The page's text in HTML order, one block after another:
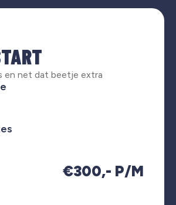
en net dat beetje extra
€300,- P/M